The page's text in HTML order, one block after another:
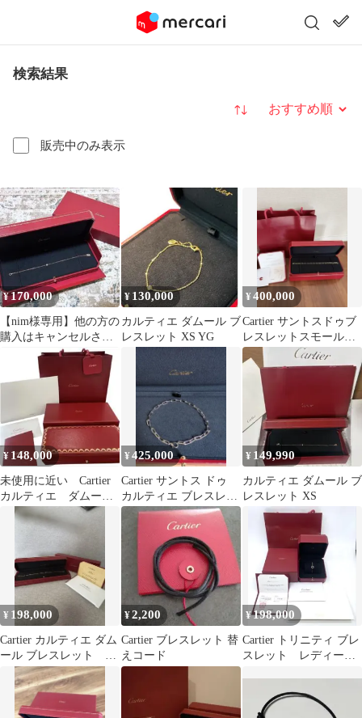
検索結果
販売中のみ表示
並び替え
¥170,000
【nim様専用】他の方の
購入はキャンセルさせ
ていただきます！すみ
ません！
¥ 130,000
カルティエ ダムール ブ
レスレット XS YG
¥400,000
Cartier サントスドゥブ
レスレットスモールモ
デルYG
¥ 148,000
未使用に近い Cartier
カルティエ ダムール
ブレスレット
¥425,000
Cartier サントス ドゥ
カルティエ ブレスレッ
ト
¥ 149,990
カルティエ ダムール ブ
レスレット XS
¥ 198,000
Cartier カルティエ ダム
ール ブレスレット ピ
ンクゴールド SM
¥2,200
Cartier ブレスレット 替
えコード
¥198,000
Cartier トリニティ ブレ
スレット レディー